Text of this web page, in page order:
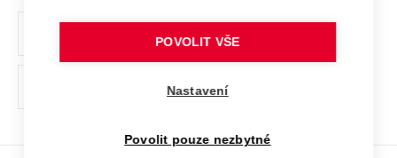
Ochrana osobních údajů
odkaz)
POVOLIT VŠE
Nastavení
Povolit pouze nezbytné